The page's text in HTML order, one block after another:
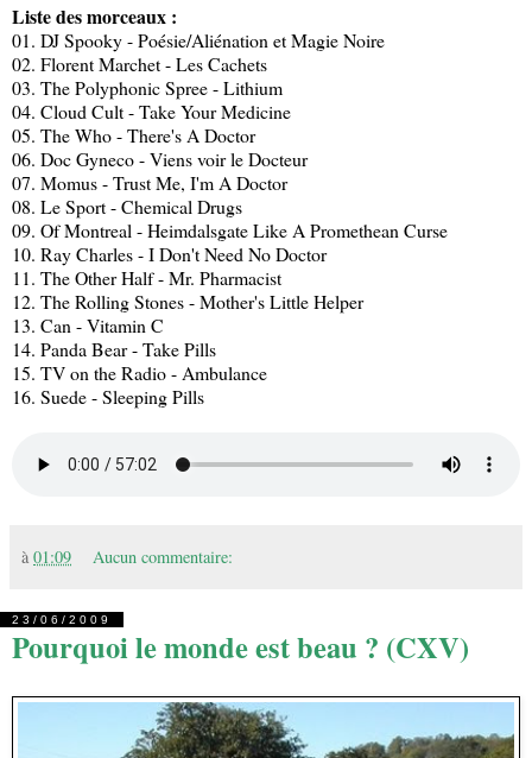
Liste des morceaux :
01. DJ Spooky - Poésie/Aliénation et Magie Noire
02. Florent Marchet - Les Cachets
03. The Polyphonic Spree - Lithium
04. Cloud Cult - Take Your Medicine
05. The Who - There's A Doctor
06. Doc Gyneco - Viens voir le Docteur
07. Momus - Trust Me, I'm A Doctor
08. Le Sport - Chemical Drugs
09. Of Montreal - Heimdalsgate Like A Promethean Curse
10. Ray Charles - I Don't Need No Doctor
11. The Other Half - Mr. Pharmacist
12. The Rolling Stones - Mother's Little Helper
13. Can - Vitamin C
14. Panda Bear - Take Pills
15. TV on the Radio - Ambulance
16. Suede - Sleeping Pills
à 01:09 Aucun commentaire:
23/06/2009
Pourquoi le monde est beau ? (CXV)